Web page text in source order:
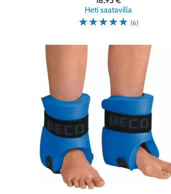
Heti saatavilla
☆☆☆☆☆ (6)